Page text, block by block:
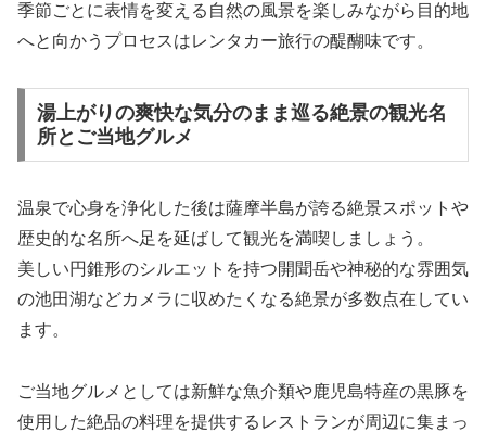
季節ごとに表情を変える自然の風景を楽しみながら目的地
へと向かうプロセスはレンタカー旅行の醍醐味です。
湯上がりの爽快な気分のまま巡る絶景の観光名
所とご当地グルメ
温泉で心身を浄化した後は薩摩半島が誇る絶景スポットや
歴史的な名所へ足を延ばして観光を満喫しましょう。
美しい円錐形のシルエットを持つ開聞岳や神秘的な雰囲気
の池田湖などカメラに収めたくなる絶景が多数点在してい
ます。
ご当地グルメとしては新鮮な魚介類や鹿児島特産の黒豚を
使用した絶品の料理を提供するレストランが周辺に集まっ